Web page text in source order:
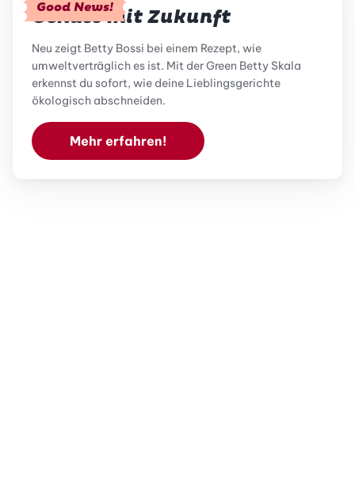
Good News!
Genuss mit Zukunft
Neu zeigt Betty Bossi bei einem Rezept, wie
umweltverträglich es ist. Mit der Green Betty Skala
erkennst du sofort, wie deine Lieblingsgerichte
ökologisch abschneiden.
Mehr erfahren!